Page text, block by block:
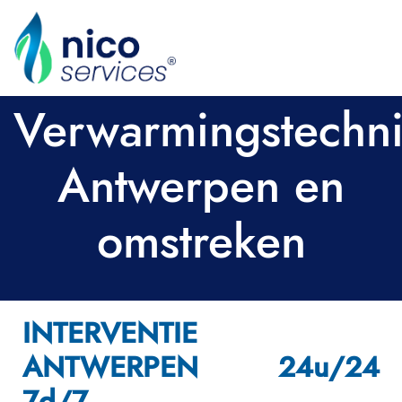
Antwerpen en
omstreken
INTERVENTIE
ANTWERPEN 24u/24